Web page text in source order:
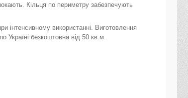
Кільця по периметру забезпечують
інтенсивному використанні. Виготовлення
Україні безкоштовна від 50 кв.м.